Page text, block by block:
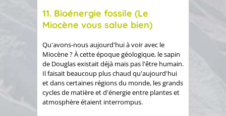
11. Bioénergie fossile (Le
Miocène vous salue bien)
Qu'avons-nous aujourd'hui à voir avec le
Miocène ? À cette époque géologique, le sapin
de Douglas existait déjà mais pas l'être humain.
Il faisait beaucoup plus chaud qu'aujourd'hui
et dans certaines régions du monde, les grands
cycles de matière et d'énergie entre plantes et
atmosphère étaient interrompus.